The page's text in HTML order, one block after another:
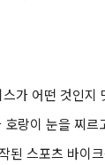
가 어떤 것인지
랑이 눈을 찌르
된 스포츠 바이